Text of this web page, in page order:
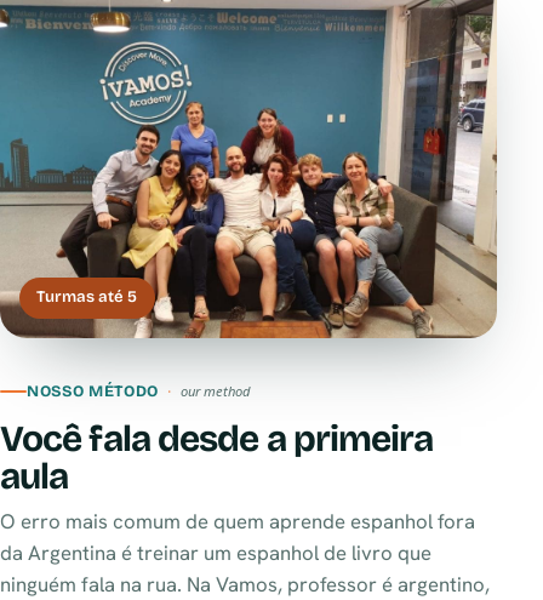
Turmas até 5
NOSSO MÉTODO our method
Você fala desde a primeira
aula
O erro mais comum de quem aprende espanhol fora
da Argentina é treinar um espanhol de livro que
ninguém fala na rua. Na Vamos, professor é argentino,